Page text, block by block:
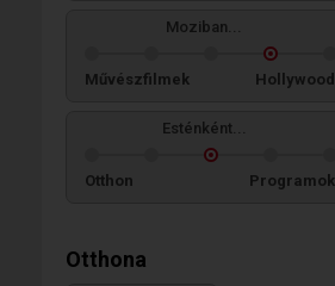
Moziban...
Művészfilmek Hollywood
Esténként...
Otthon Programok
Otthona